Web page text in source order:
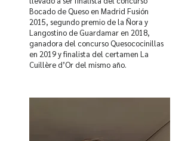
Bocado de Queso en Madrid Fusión
2015, segundo premio de la Ñora y
Langostino de Guardamar en 2018,
ganadora del concurso Quesococinillas
en 2019 y finalista del certamen La
Cuillère d’Or del mismo año.